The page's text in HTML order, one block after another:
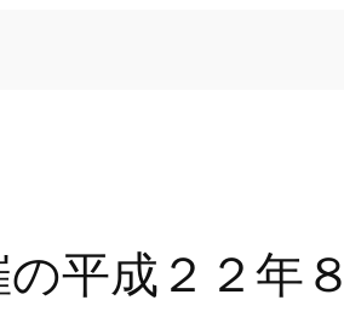
平成２２年